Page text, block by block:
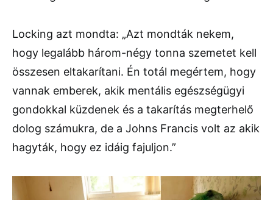
Locking azt mondta: „Azt mondták nekem,
hogy legalább három-négy tonna szemetet kell
összesen eltakarítani. Én totál megértem, hogy
vannak emberek, akik mentális egészségügyi
gondokkal küzdenek és a takarítás megterhelő
dolog számukra, de a Johns Francis volt az akik
hagyták, hogy ez idáig fajuljon.”